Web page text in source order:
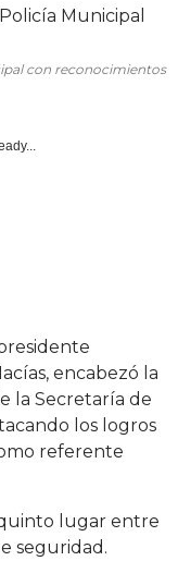
con reconocimientos
encabezó la
la Secretaría de
los logros
referente
lugar entre
seguridad.